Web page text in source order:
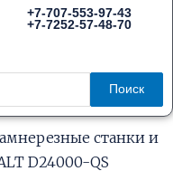
+7-707-553-97-43
+7-7252-57-48-70
Поиск
станки и
D24000-QS